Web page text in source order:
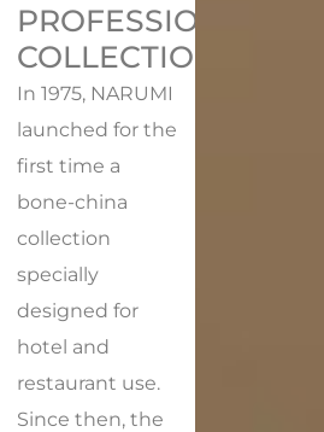
PROFESSIONAL
COLLECTION
In 1975, NARUMI
launched for the
first time a
bone-china
collection
specially
designed for
hotel and
restaurant use.
Since then, the